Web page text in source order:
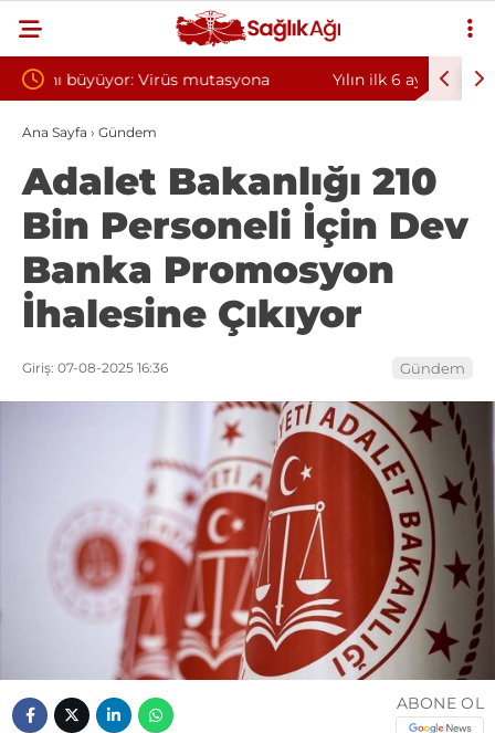
Yılın ilk 6 ayında 10 bini aşkın hasta hiperbarik
oksijen tedavisinden yararlandı
Diş
Ana Sayfa › Gündem
Adalet Bakanlığı 210
Bin Personeli İçin Dev
Banka Promosyon
İhalesine Çıkıyor
Giriş: 07-08-2025 16:36 Gündem
ABONE OL